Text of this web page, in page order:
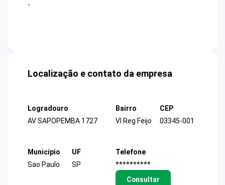
-
Localização e contato da empresa
Logradouro
AV SAPOPEMBA 1727
Bairro
Vl Reg Feijo
CEP
03345-001
Município
Sao Paulo
UF
SP
Telefone
**********
Consultar